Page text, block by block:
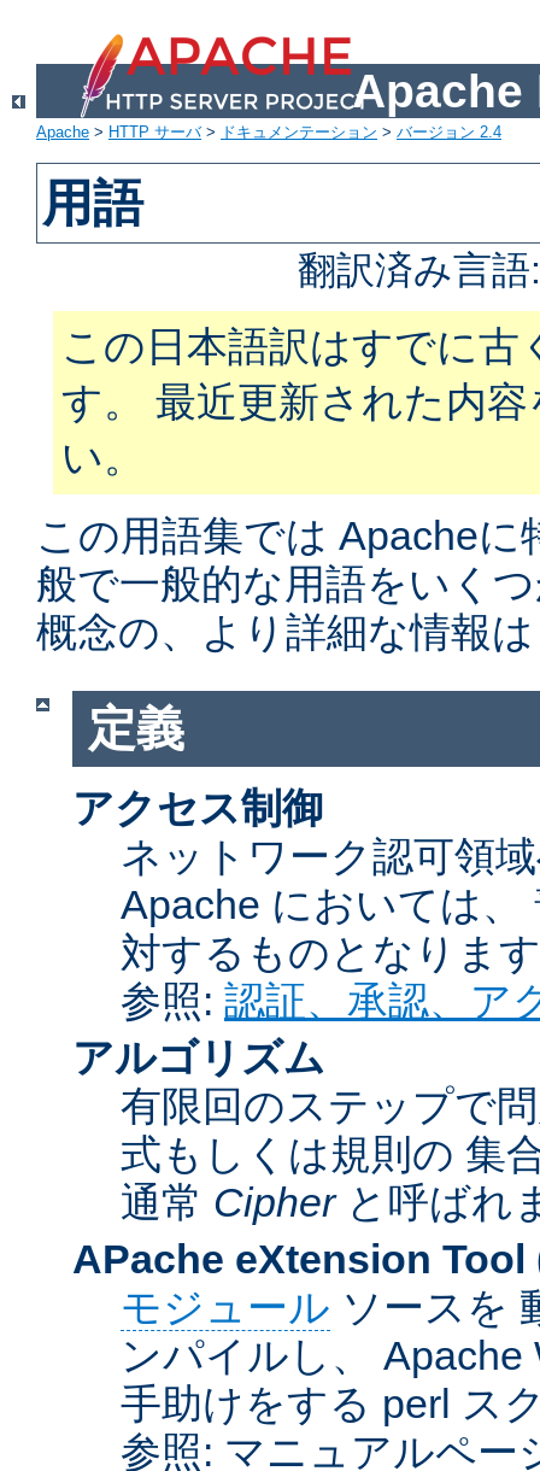
Apache
Apache > HTTP サーバ> ドキュメンテーション > バージョン 2.4
用語
翻訳済み言
この日本語訳はすでに
す。 最近更新された内
い。
この用語集では Apache
般で一般的な用語をいく
概念の、より詳細な情報
定義
アクセス制御
ネットワーク認可領
Apache においては
対するものとなりま
参照: 認証、承認、ア
アルゴリズム
有限回のステップで
式もしくは規則の 集
通常 Cipherと呼ばれ
APache eXtension Tool
モジュール ソースを
ンパイルし、
手助けをする perl ス
参照: マニュアルペー